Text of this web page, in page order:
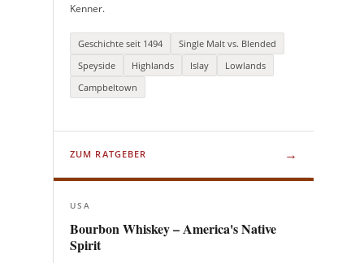
Kenner.
Geschichte seit 1494
Single Malt vs. Blended
Speyside
Highlands Islay
Lowlands
Campbeltown
ZUM RATGEBER →
USA
Bourbon Whiskey – America's Native
Spirit